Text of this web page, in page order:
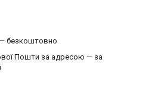
безкоштовно
Пошти за адресою — за